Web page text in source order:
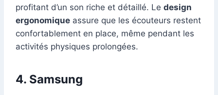
profitant d’un son riche et détaillé. Le design
ergonomique assure que les écouteurs restent
confortablement en place, même pendant les
activités physiques prolongées.
4. Samsung